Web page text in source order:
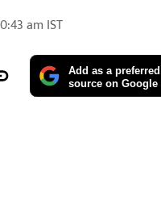
am IST
Add as a preferred
source on Google